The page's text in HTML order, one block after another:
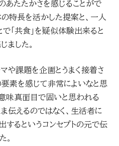
あたたかさを感じることがで
特長を活かした提案と、一人
「共食」を疑似体験出来ると
ました。
や課題を企画とうまく接着さ
素を感じて非常によいなと思
意味真面目で固いと思われる
伝えるのではなく、生活者に
るというコンセプトの元で伝
。